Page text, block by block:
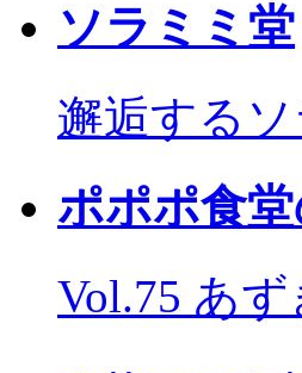
ソラミミ堂
邂逅する
ポポポ食
Vol.75 あ